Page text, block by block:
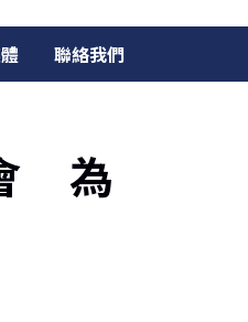
聯絡我們
為